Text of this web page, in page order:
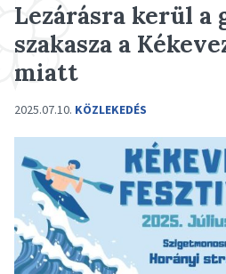
Lezárásra kerül a
szakasza a
miatt
2025.07.10. KÖZLEKEDÉS